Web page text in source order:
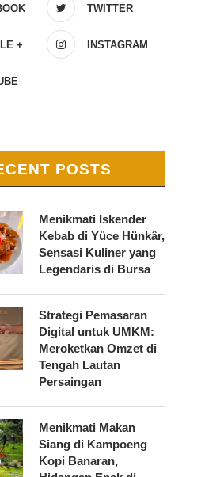
TWITTER
+ INSTAGRAM
POSTS
Menikmati Iskender
Kebab di Yüce Hünkâr,
Sensasi Kuliner yang
Legendaris di Bursa
Strategi Pemasaran
Digital untuk UMKM:
Meroketkan Omzet di
Tengah Lautan
Persaingan
Menikmati Makan
Siang di Kampoeng
Kopi Banaran,